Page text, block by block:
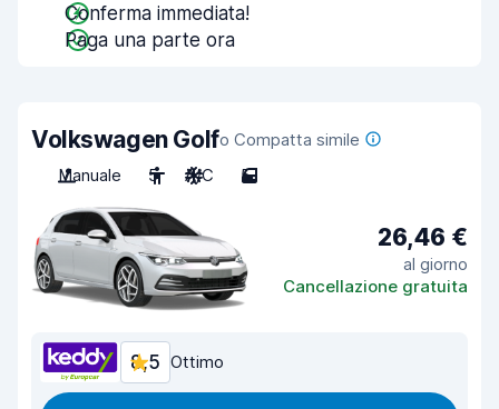
Conferma immediata!
Paga una parte ora
Volkswagen Golfo Compatta simile
Manuale
5 A/C 5
26,46 €
al giorno
Cancellazione gratuita
8,5 Ottimo